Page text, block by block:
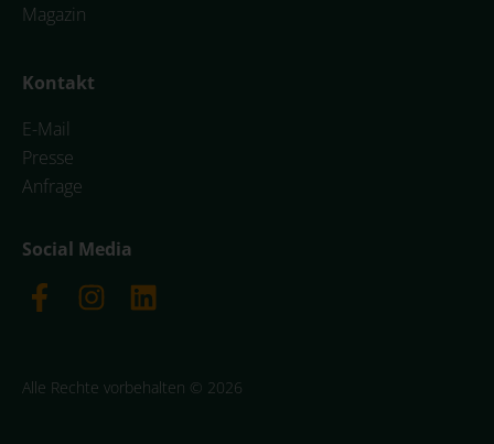
Magazin
Kontakt
E-Mail
Presse
Anfrage
Social Media
Alle Rechte vorbehalten © 2026